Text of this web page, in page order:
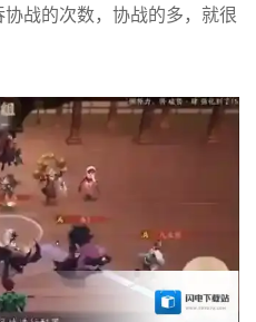
战的次数，协战的多，就很